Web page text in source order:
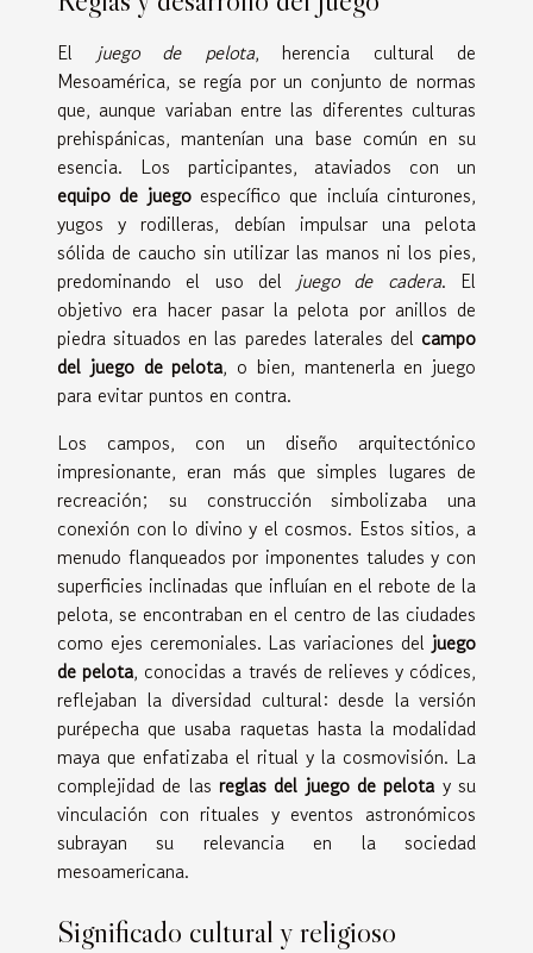
El juego de pelota, herencia cultural de
Mesoamérica, se regía por un conjunto de normas
que, aunque variaban entre las diferentes culturas
prehispánicas, mantenían una base común en su
esencia. Los participantes, ataviados con un
equipo de juegoespecífico que incluía cinturones,
yugos y rodilleras, debían impulsar una pelota
sólida de caucho sin utilizar las manos ni los pies,
predominando el uso del juego de cadera. El
objetivo era hacer pasar la pelota por anillos de
piedra situados en las paredes laterales del campo
del juego de pelota, o bien, mantenerla en juego
para evitar puntos en contra.
Los campos, con un diseño arquitectónico
impresionante, eran más que simples lugares de
recreación; su construcción simbolizaba una
conexión con lo divino y el cosmos. Estos sitios, a
menudo flanqueados por imponentes taludes y con
superficies inclinadas que influían en el rebote de la
pelota, se encontraban en el centro de las ciudades
como ejes ceremoniales. Las variaciones del juego
de pelota, conocidas a través de relieves y códices,
reflejaban la diversidad cultural: desde la versión
purépecha que usaba raquetas hasta la modalidad
maya que enfatizaba el ritual y la cosmovisión. La
complejidad de las reglas del juego de pelota y su
vinculación con rituales y eventos astronómicos
subrayan su relevancia en la sociedad
mesoamericana.
Significado cultural y religioso